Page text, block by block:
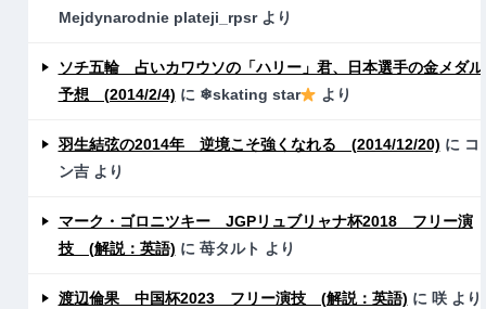
Mejdynarodnie plateji_rpsrより
ソチ五輪 占いカワウソの「ハリー」君、日本選手の金メダル
予想 (2014/2/4) に ❄skating star より
羽生結弦の2014年 逆境こそ強くなれる (2014/12/20) に コ
ン吉より
マーク・ゴロニツキー JGPリュブリャナ杯2018 フリー演
技 (解説：英語) に 苺タルト より
渡辺倫果 中国杯2023 フリー演技 (解説：英語) に 咲より